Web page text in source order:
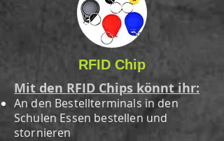
RFID Chip
Mit den RFID Chips könnt ihr:
An den Bestellterminals in den
Schulen Essen bestellen und
stornieren